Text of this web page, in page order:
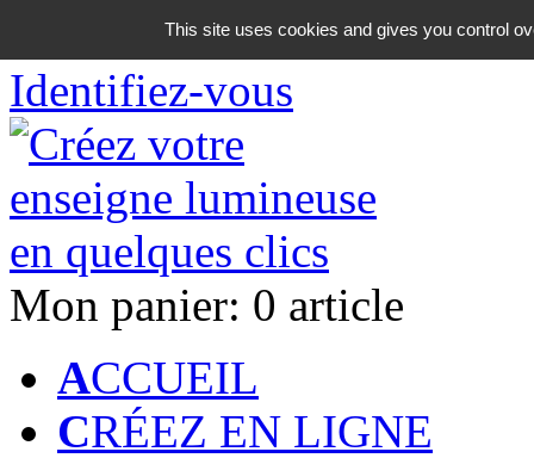
06 18 42 08 59
Identifiez-vous
Mon panier: 0 article
ACCUEIL
CRÉEZ EN LIGNE
This site uses cookies and gives you control